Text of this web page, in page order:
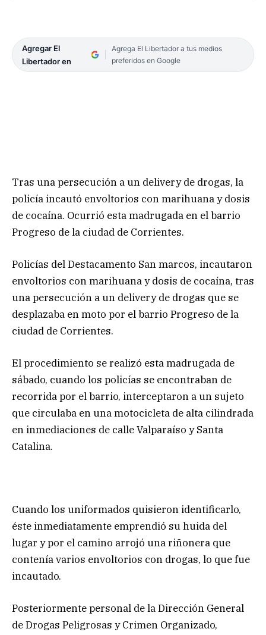
Agregar El
Libertador en
Agrega El Libertador a tus medios
preferidos en Google
Tras una persecución a un delivery de drogas, la
policía incautó envoltorios con marihuana y dosis
de cocaína. Ocurrió esta madrugada en el barrio
Progreso de la ciudad de Corrientes.
Policías del Destacamento San marcos, incautaron
envoltorios con marihuana y dosis de cocaína, tras
una persecución a un delivery de drogas que se
desplazaba en moto por el barrio Progreso de la
ciudad de Corrientes.
El procedimiento se realizó esta madrugada de
sábado, cuando los policías se encontraban de
recorrida por el barrio, interceptaron a un sujeto
que circulaba en una motocicleta de alta cilindrada
en inmediaciones de calle Valparaíso y Santa
Catalina.
Cuando los uniformados quisieron identificarlo,
éste inmediatamente emprendió su huida del
lugar y por el camino arrojó una riñonera que
contenía varios envoltorios con drogas, lo que fue
incautado.
Posteriormente personal de la Dirección General
de Drogas Peligrosas y Crimen Organizado,